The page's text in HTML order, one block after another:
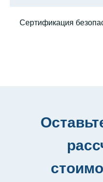
Сертификация